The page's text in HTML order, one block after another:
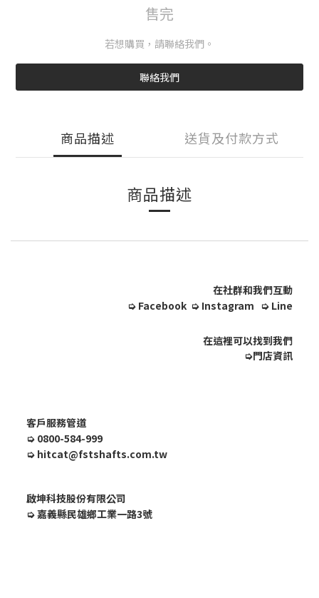
售完
若想購買，請聯絡我們。
聯絡我們
商品描述 送貨及付款方式
商品描述
在社群和我們互動
➭ Facebook ➭ Instagram ➭ Line
在這裡可以找到我們
➭門店資訊
客戶服務管道
➭ 0800-584-999
➭ hitcat@fstshafts.com.tw
啟坤科技股份有限公司
➭嘉義縣民雄鄉工業一路3號